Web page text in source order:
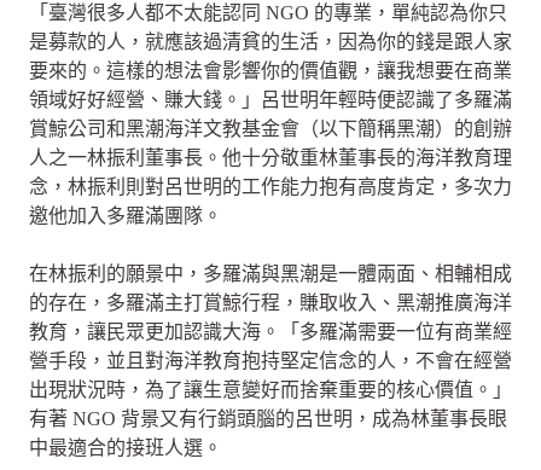
「臺灣很多人都不太能認同 NGO 的專業，單純認為你只
是募款的人，就應該過清貧的生活，因為你的錢是跟人家
要來的。這樣的想法會影響你的價值觀，讓我想要在商業
領域好好經營、賺大錢。」呂世明年輕時便認識了多羅滿
賞鯨公司和黑潮海洋文教基金會（以下簡稱黑潮）的創辦
人之一林振利董事長。他十分敬重林董事長的海洋教育理
念，林振利則對呂世明的工作能力抱有高度肯定，多次力
邀他加入多羅滿團隊。
在林振利的願景中，多羅滿與黑潮是一體兩面、相輔相成
的存在，多羅滿主打賞鯨行程，賺取收入、黑潮推廣海洋
教育，讓民眾更加認識大海。「多羅滿需要一位有商業經
營手段，並且對海洋教育抱持堅定信念的人，不會在經營
出現狀況時，為了讓生意變好而捨棄重要的核心價值。」
有著 NGO 背景又有行銷頭腦的呂世明，成為林董事長眼
中最適合的接班人選。